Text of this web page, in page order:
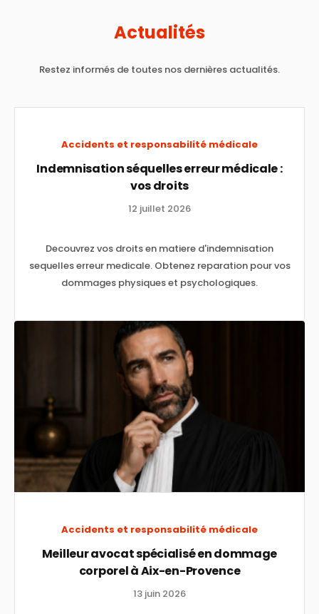
Actualités
Restez informés de toutes nos dernières actualités.
Accidents et responsabilité médicale
Indemnisation séquelles erreur médicale :
vos droits
12 juillet 2026
Decouvrez vos droits en matiere d'indemnisation
sequelles erreur medicale. Obtenez reparation pour vos
dommages physiques et psychologiques.
Accidents et responsabilité médicale
Meilleur avocat spécialisé en dommage
corporel à Aix-en-Provence
13 juin 2026